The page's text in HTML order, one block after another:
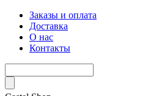
Заказы и оплата
Доставка
О нас
Контакты